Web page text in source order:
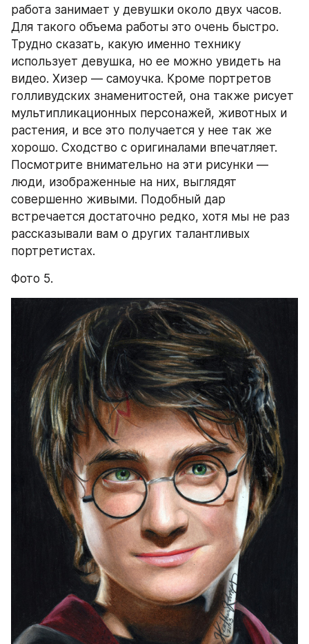
работа занимает у девушки около двух часов.
Для такого объема работы это очень быстро.
Трудно сказать, какую именно технику
использует девушка, но ее можно увидеть на
видео. Хизер — самоучка. Кроме портретов
голливудских знаменитостей, она также рисует
мультипликационных персонажей, животных и
растения, и все это получается у нее так же
хорошо. Сходство с оригиналами впечатляет.
Посмотрите внимательно на эти рисунки —
люди, изображенные на них, выглядят
совершенно живыми. Подобный дар
встречается достаточно редко, хотя мы не раз
рассказывали вам о других талантливых
портретистах.
Фото 5.